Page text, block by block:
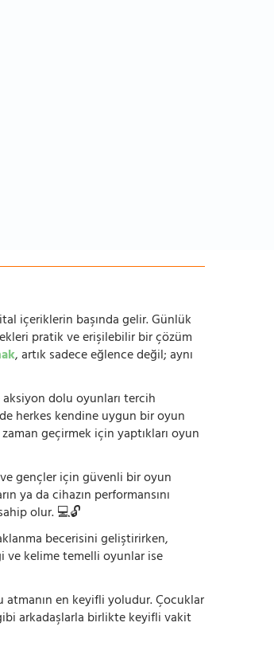
içeriklerin başında gelir. Günlük
pratik ve erişilebilir bir çözüm
, artık sadece eğlence değil; aynı
aksiyon dolu oyunları tercih
herkes kendine uygun bir oyun
geçirmek için yaptıkları oyun
gençler için güvenli bir oyun
ya da cihazın performansını
olur. 💻🔓
becerisini geliştirirken,
ve kelime temelli oyunlar ise
en keyifli yoludur. Çocuklar
arkadaşlarla birlikte keyifli vakit